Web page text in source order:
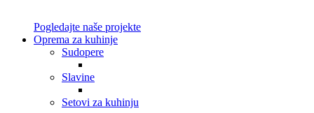
Pogledajte naše projekte
Oprema za kuhinje
Sudopere
Slavine
Setovi za kuhinju